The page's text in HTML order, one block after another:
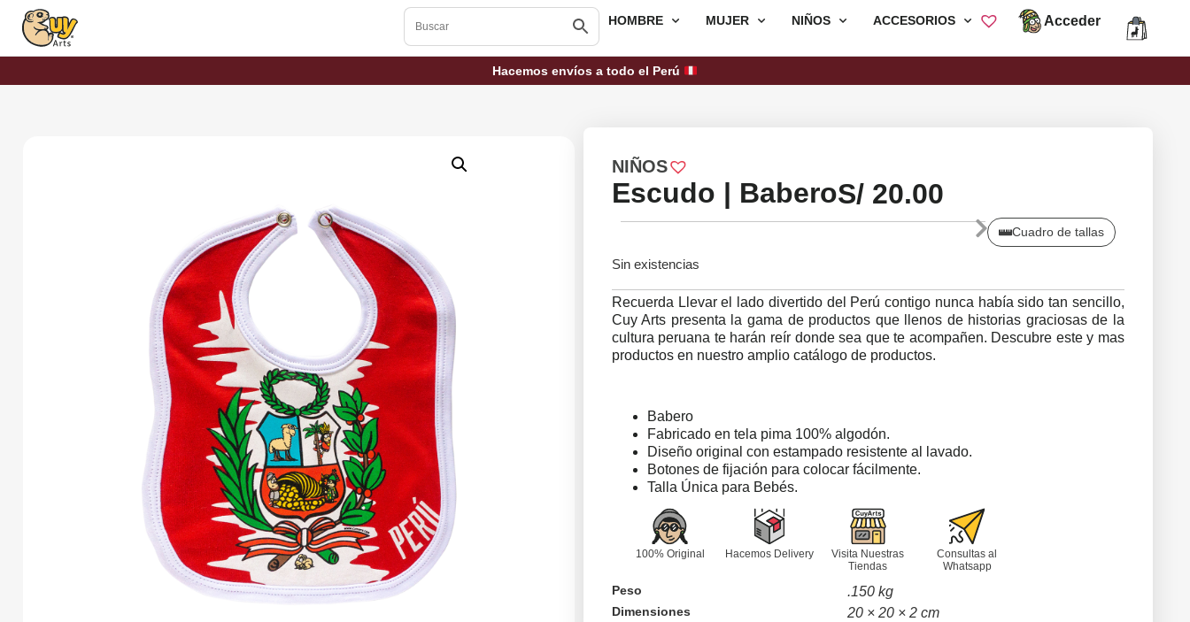
HOMBRE MUJER NIÑOS ACCESORIOS Acceder
Hacemos envíos a todo el Perú
NIÑOS
Escudo | BaberoS/20.00
Cuadro de tallas
Sin existencias
Recuerda Llevar el lado divertido del Perú contigo nunca había sido tan sencillo,
Cuy Arts presenta la gama de productos que llenos de historias graciosas de la
cultura peruana te harán reír donde sea que te acompañen. Descubre este y mas
productos en nuestro amplio catálogo de productos.
Babero
Fabricado en tela pima 100% algodón.
Diseño original con estampado resistente al lavado.
Botones de fijación para colocar fácilmente.
Talla Única para Bebés.
100% Original Hacemos Delivery
Visita Nuestras
Tiendas
Consultas al
Whatsapp
Peso .150 kg
Dimensiones 20 × 20 × 2 cm